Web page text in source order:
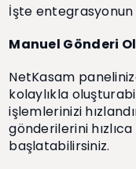
İşte entegrasyonun
Manuel Gönderi
NetKasam
kolaylıkla
işlemlerinizi
gönderilerini
başlatabilirsiniz.